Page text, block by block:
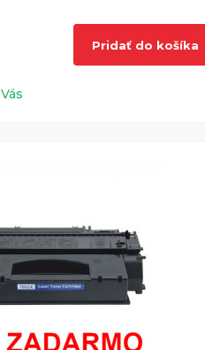
Pridať do košíka